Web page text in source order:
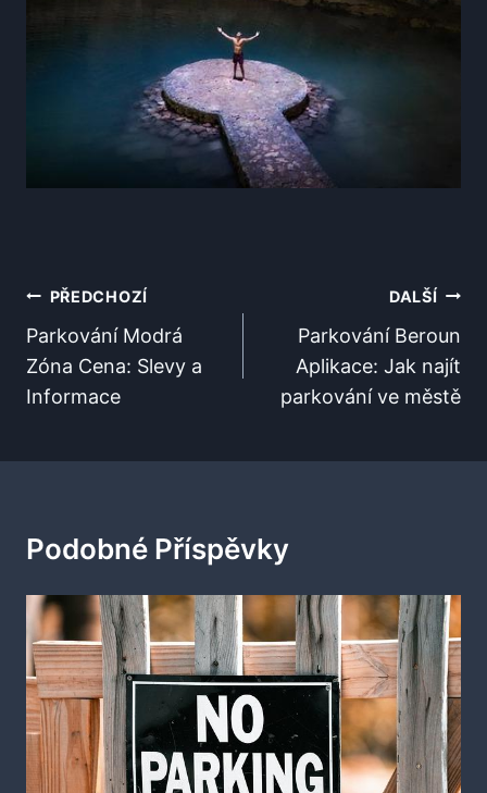
Navigace
Pro
Příspěvek
PŘEDCHOZÍ
Parkování Modrá
Zóna Cena: Slevy a
Informace
DALŠÍ
Parkování Beroun
Aplikace: Jak najít
parkování ve městě
Podobné Příspěvky